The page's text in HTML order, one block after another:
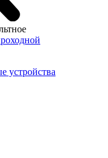
устройства